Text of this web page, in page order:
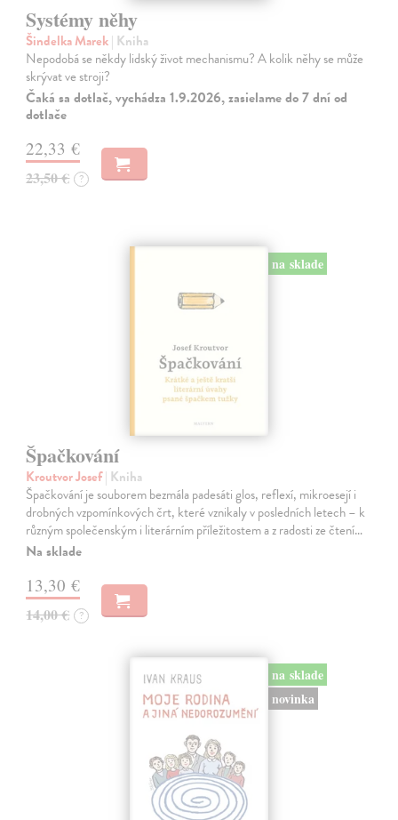
Systémy něhy
Šindelka Marek| Kniha
Nepodobá se někdy lidský život mechanismu? A kolik něhy se může
skrývat ve stroji?
Čaká sa dotlač, vychádza 1.9.2026, zasielame do 7 dní od
dotlače
22,33 €
23,50 € ?
na sklade
Špačkování
Kroutvor Josef| Kniha
Špačkování je souborem bezmála padesáti glos, reflexí, mikroesejí i
drobných vzpomínkových črt, které vznikaly v posledních letech – k
různým společenským i literárním příležitostem a z radosti ze čtení…
Na sklade
13,30 €
14,00 € ?
na sklade
novinka